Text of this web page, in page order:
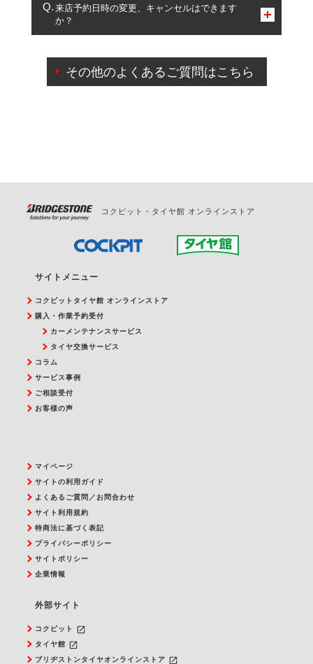
複数サービスのご予約は可能です。
一部の商品・サービスの組み合わせに限り、同時にご予約が
出来ないものもございます。
来店予約日時の変更、キャンセルはできます
か？
ご来店予約日の3営業日前を過ぎている場合のご予約
の日時変更につきましては、直接ご予約の店舗まで
その他のよくあるご質問はこちら
コクピット・タイヤ館 オンラインストア
サイトメニュー
コクピットタイヤ館 オンラインストア
購入・作業予約受付
カーメンテナンスサービス
タイヤ交換サービス
コラム
サービス事例
ご相談受付
お客様の声
マイページ
サイトの利用ガイド
よくあるご質問／お問合わせ
サイト利用規約
特商法に基づく表記
プライバシーポリシー
サイトポリシー
企業情報
外部サイト
コクピット launch
タイヤ館 launch
ブリヂストンタイヤオンラインストア launch